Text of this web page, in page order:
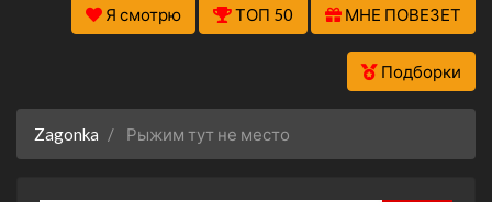
Я смотрю ТОП 50 МНЕ ПОВЕЗЕТ
Подборки
Zagonka Рыжим тут не место